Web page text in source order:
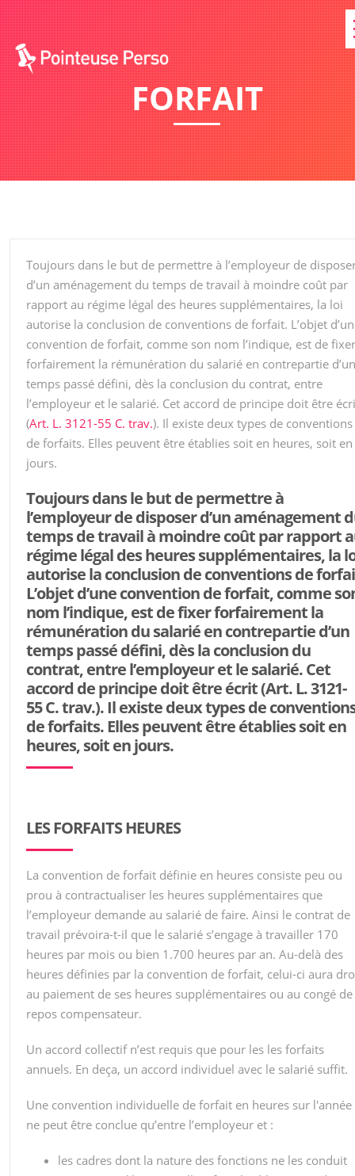
FORFAIT
Toujours dans le but de permettre à l’employeur de
d’un aménagement du temps de travail à moindre coût par
rapport au régime légal des heures supplémentaires, la loi
autorise la conclusion de conventions de forfait. L’objet
convention de forfait, comme son nom l’indique, est de fixer
forfairement la rémunération du salarié en contrepartie d’un
temps passé défini, dès la conclusion du contrat, entre
l’employeur et le salarié. Cet accord de principe doit être
(Art. L. 3121-55 C. trav.). Il existe deux types de conventions
de forfaits. Elles peuvent être établies soit en heures, soit en
jours.
Toujours dans le but de permettre à
l’employeur de disposer d’un aménagement
temps de travail à moindre coût par rapport
régime légal des heures supplémentaires, la
autorise la conclusion de conventions de
L’objet d’une convention de forfait, comme
nom l’indique, est de fixer forfairement la
rémunération du salarié en contrepartie d’un
temps passé défini, dès la conclusion du
contrat, entre l’employeur et le salarié. Cet
accord de principe doit être écrit (Art. L. 3121-
55 C. trav.). Il existe deux types de
de forfaits. Elles peuvent être établies soit en
heures, soit en jours.
LES FORFAITS HEURES
La convention de forfait définie en heures consiste peu ou
prou à contractualiser les heures supplémentaires que
l’employeur demande au salarié de faire. Ainsi le contrat de
travail prévoira-t-il que le salarié s’engage à travailler 170
heures par mois ou bien 1.700 heures par an. Au-delà des
heures définies par la convention de forfait, celui-ci aura
au paiement de ses heures supplémentaires ou au congé de
repos compensateur.
Un accord collectif n’est requis que pour les les forfaits
annuels. En deça, un accord individuel avec le salarié suffit.
Une convention individuelle de forfait en heures sur l'année
ne peut être conclue qu’entre l’employeur et :
les cadres dont la nature des fonctions ne les conduit